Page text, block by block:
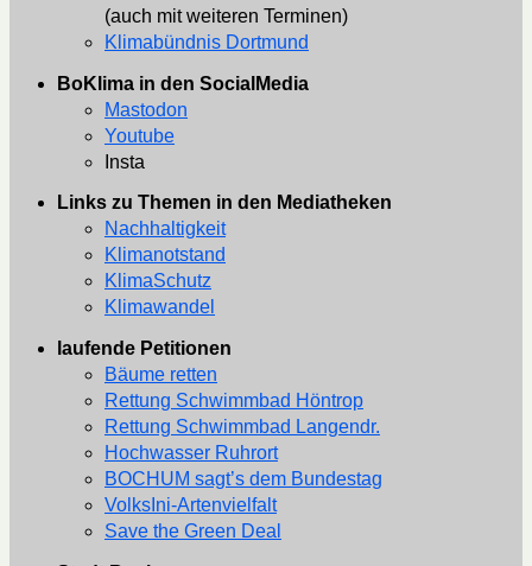
(auch mit weiteren Terminen)
Klimabündnis Dortmund
BoKlima in den SocialMedia
Mastodon
Youtube
Insta
Links zu Themen in den Mediatheken
Nachhaltigkeit
Klimanotstand
KlimaSchutz
Klimawandel
laufende Petitionen
Bäume retten
Rettung Schwimmbad Höntrop
Rettung Schwimmbad Langendr.
Hochwasser Ruhrort
BOCHUM sagt’s dem Bundestag
VolksIni-Artenvielfalt
Save the Green Deal